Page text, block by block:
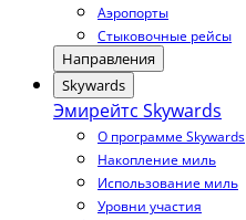
Аэропорты
Стыковочные рейсы
Направления
Skywards
Эмирейтс Skywards
О программе Skywards
Накопление миль
Использование миль
Уровни участия